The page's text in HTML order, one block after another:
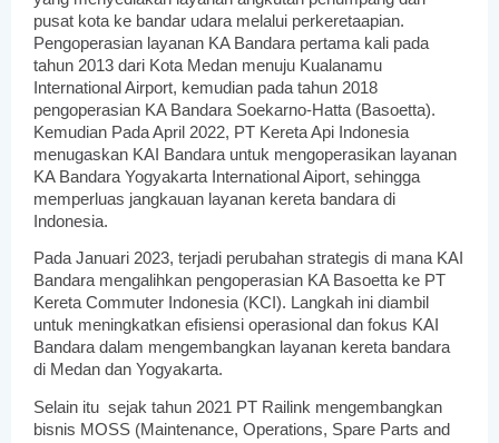
pusat kota ke bandar udara melalui perkeretaapian.
Pengoperasian layanan KA Bandara pertama kali pada
tahun 2013 dari Kota Medan menuju Kualanamu
International Airport, kemudian pada tahun 2018
pengoperasian KA Bandara Soekarno-Hatta (Basoetta).
Kemudian Pada April 2022, PT Kereta Api Indonesia
menugaskan KAI Bandara untuk mengoperasikan layanan
KA Bandara Yogyakarta International Aiport, sehingga
memperluas jangkauan layanan kereta bandara di
Indonesia.
Pada Januari 2023, terjadi perubahan strategis di mana KAI
Bandara mengalihkan pengoperasian KA Basoetta ke PT
Kereta Commuter Indonesia (KCI). Langkah ini diambil
untuk meningkatkan efisiensi operasional dan fokus KAI
Bandara dalam mengembangkan layanan kereta bandara
di Medan dan Yogyakarta.
Selain itu sejak tahun 2021 PT Railink mengembangkan
bisnis MOSS (Maintenance, Operations, Spare Parts and